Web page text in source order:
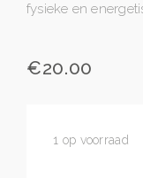
fysieke en
€20.00
1 op voorraad